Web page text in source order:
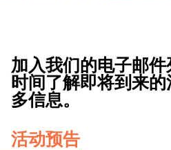
加入我们的电子邮
时间了解即将到来
多信息。
活动预告